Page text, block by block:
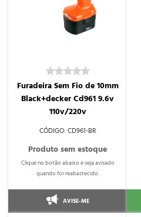
CD961-BR
Furadeira Sem Fio de 10mm
Black+decker Cd961 9.6v
110v/220v
AVISE-ME